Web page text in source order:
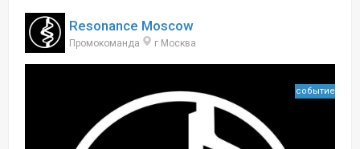
Resonance Moscow
Промокоманда г Москва
событие